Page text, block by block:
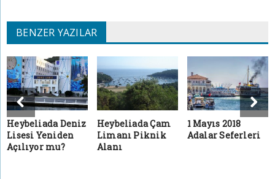
BENZER YAZILAR
Heybeliada Deniz
Lisesi Yeniden
Açılıyor mu?
Heybeliada Çam
Limanı Piknik
Alanı
1 Mayıs 2018
Adalar Seferleri